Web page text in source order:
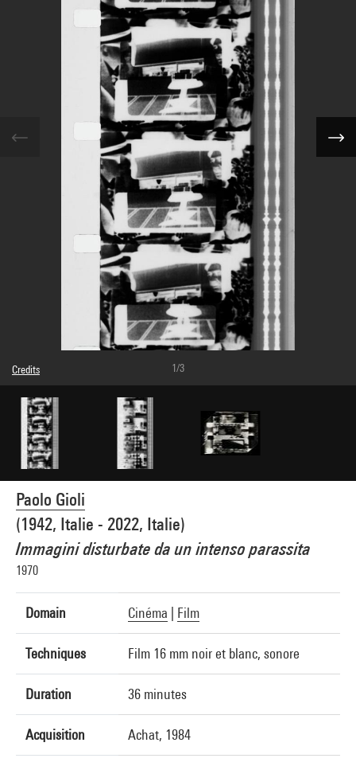
Paolo Gioli
(1942, Italie - 2022, Italie)
Immagini disturbate da un intenso parassita
1970
Domain Cinéma Film
Techniques Film 16 mm noir et blanc, sonore
Duration 36 minutes
Acquisition Achat, 1984
Credits
Caption : Photogrammes
© Paolo Gioli
Photo credits : Centre Pompidou, MNAM-CCI/Service de la documentation
photographique du MNAM/Dist. GrandPalaisRmn
Image reference : 4N11997
Image presentation :
GrandPalaisRmnPhoto
1/3